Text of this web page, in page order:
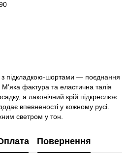
з підкладкою-шортами — поєднання
фактура та еластична талія
а лаконічний крій підкреслює
впевненості у кожному русі.
светром у тон.
Повернення